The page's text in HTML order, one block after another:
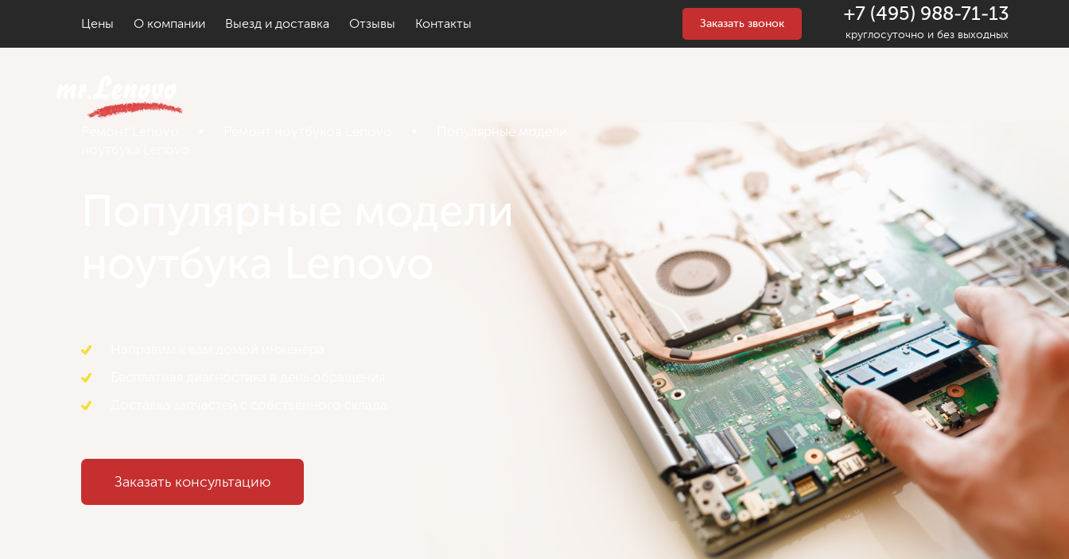
Цены О компании Выезд и доставка Отзывы Контакты Заказать звонок +7 (495) 988-71-13
круглосуточно и без выходных
Популярные модели
Популярные модели
Заказать консультацию